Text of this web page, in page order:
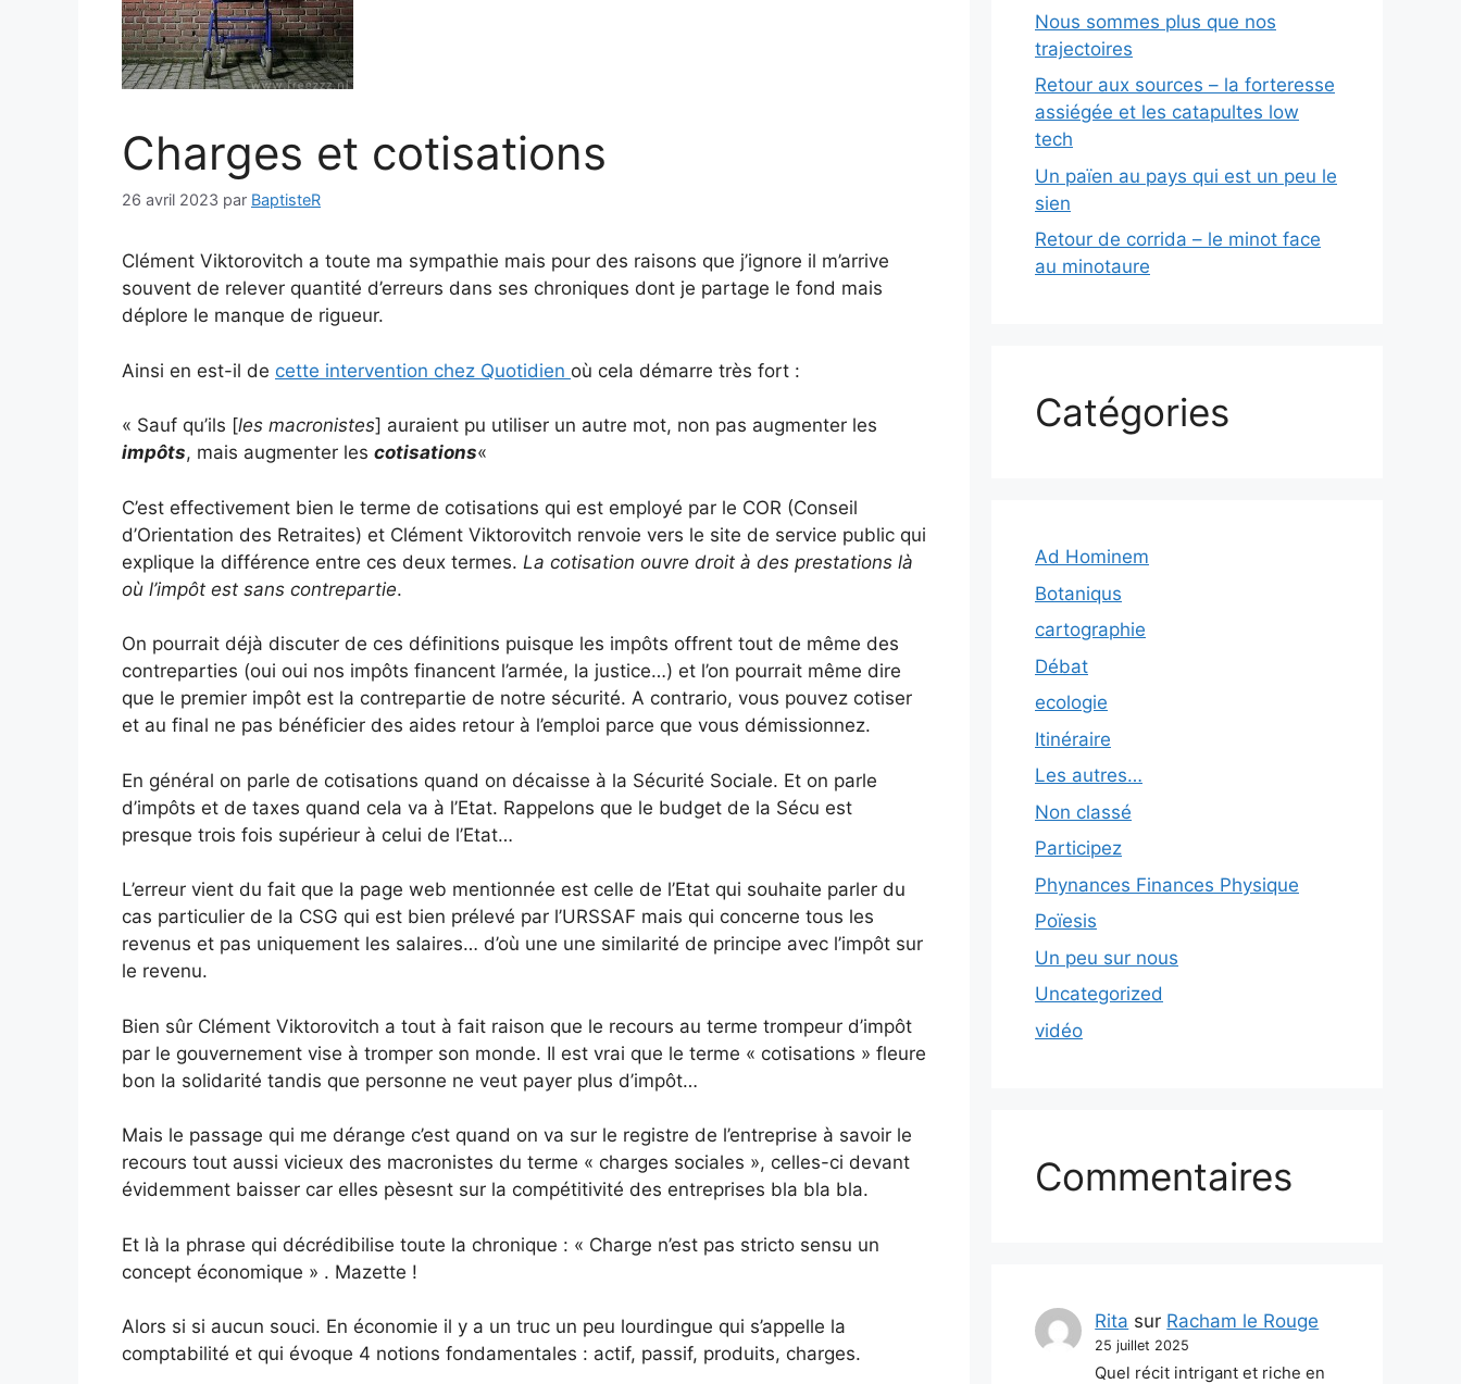
Charges et cotisations
26 avril 2023 par BaptisteR
Clément Viktorovitch a toute ma sympathie mais pour des raisons que j’ignore il m’arrive
souvent de relever quantité d’erreurs dans ses chroniques dont je partage le fond mais
déplore le manque de rigueur.
Ainsi en est-il de cette intervention chez Quotidien où cela démarre très fort :
« Sauf qu’ils [les macronistes] auraient pu utiliser un autre mot, non pas augmenter les
impôts, mais augmenter les cotisations«
C’est effectivement bien le terme de cotisations qui est employé par le COR (Conseil
d’Orientation des Retraites) et Clément Viktorovitch renvoie vers le site de service public qui
explique la différence entre ces deux termes. La cotisation ouvre droit à des prestations là
où l’impôt est sans contrepartie.
On pourrait déjà discuter de ces définitions puisque les impôts offrent tout de même des
contreparties (oui oui nos impôts financent l’armée, la justice…) et l’on pourrait même dire
que le premier impôt est la contrepartie de notre sécurité. A contrario, vous pouvez cotiser
et au final ne pas bénéficier des aides retour à l’emploi parce que vous démissionnez.
En général on parle de cotisations quand on décaisse à la Sécurité Sociale. Et on parle
d’impôts et de taxes quand cela va à l’Etat. Rappelons que le budget de la Sécu est
presque trois fois supérieur à celui de l’Etat…
L’erreur vient du fait que la page web mentionnée est celle de l’Etat qui souhaite parler du
cas particulier de la CSG qui est bien prélevé par l’URSSAF mais qui concerne tous les
revenus et pas uniquement les salaires… d’où une une similarité de principe avec l’impôt sur
le revenu.
Bien sûr Clément Viktorovitch a tout à fait raison que le recours au terme trompeur d’impôt
par le gouvernement vise à tromper son monde. Il est vrai que le terme « cotisations » fleure
bon la solidarité tandis que personne ne veut payer plus d’impôt…
Mais le passage qui me dérange c’est quand on va sur le registre de l’entreprise à savoir le
recours tout aussi vicieux des macronistes du terme « charges sociales », celles-ci devant
évidemment baisser car elles pèsesnt sur la compétitivité des entreprises bla bla bla.
Et là la phrase qui décrédibilise toute la chronique : « Charge n’est pas stricto sensu un
concept économique » . Mazette !
Alors si si aucun souci. En économie il y a un truc un peu lourdingue qui s’appelle la
comptabilité et qui évoque 4 notions fondamentales : actif, passif, produits, charges.
Nous sommes plus que nos
trajectoires
Retour aux sources – la forteresse
assiégée et les catapultes low
tech
Un païen au pays qui est un peu le
sien
Retour de corrida – le minot face
au minotaure
Catégories
Ad Hominem
Botaniqus
cartographie
Débat
ecologie
Itinéraire
Les autres…
Non classé
Participez
Phynances Finances Physique
Poïesis
Un peu sur nous
Uncategorized
vidéo
Commentaires
Rita sur Racham le Rouge
25 juillet 2025
Quel récit intrigant et riche en